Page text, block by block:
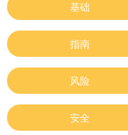
基础
指南
风险
安全